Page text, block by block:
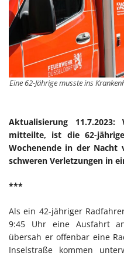
Eine 62-Jährige musste ins
Aktualisierung
mitteilte, ist die 62-
Wochenende in der Nacht
schweren Verletzungen in
***
Als ein 42-jähriger
9:45 Uhr eine Ausfahrt
übersah er offenbar eine
Inselstraße kommen